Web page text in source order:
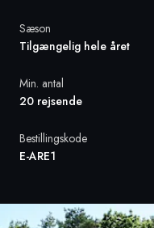
Norge
Sæson
Tilgængelig hele året
Min. antal
20 rejsende
Bestillingskode
E-ARE1